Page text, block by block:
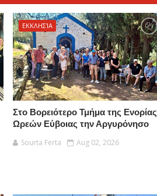
ΕΚΚΛΗΣΊΑ
Στο Βορειότερο Τμήμα της Ενορίας
Ωρεών Εύβοιας την Αργυρόνησο
Sourta Ferta
Aug 02, 2026